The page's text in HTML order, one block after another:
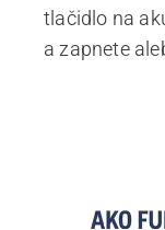
tlačidlo na
a zapnete